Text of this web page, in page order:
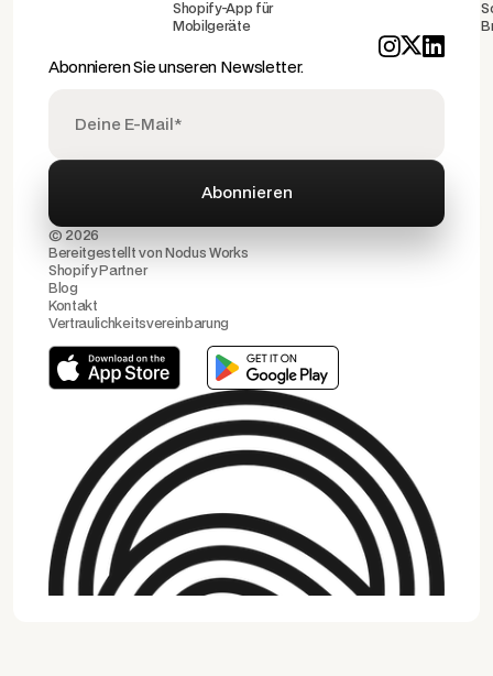
Shopify-App für
Mobilgeräte
Abonnieren Sie unseren Newsletter.
© 2026
Bereitgestellt von Nodus Works
Shopify Partner
Blog
Kontakt
Vertraulichkeitsvereinbarung